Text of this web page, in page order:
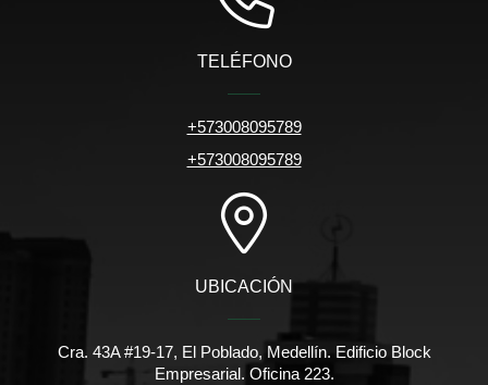
TELÉFONO
+573008095789
+573008095789
UBICACIÓN
Cra. 43A #19-17, El Poblado, Medellín. Edificio Block
Empresarial. Oficina 223.